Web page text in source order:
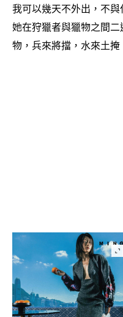
我可以幾天不外出 ， 不
她在狩獵者與獵物之間二
物 ， 兵來將擋 ， 水來土掩